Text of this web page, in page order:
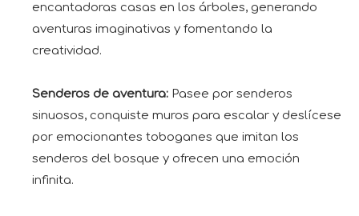
encantadoras casas en los árboles, generando
aventuras imaginativas y fomentando la
creatividad.
Senderos de aventura: Pasee por senderos
sinuosos, conquiste muros para escalar y deslícese
por emocionantes toboganes que imitan los
senderos del bosque y ofrecen una emoción
infinita.